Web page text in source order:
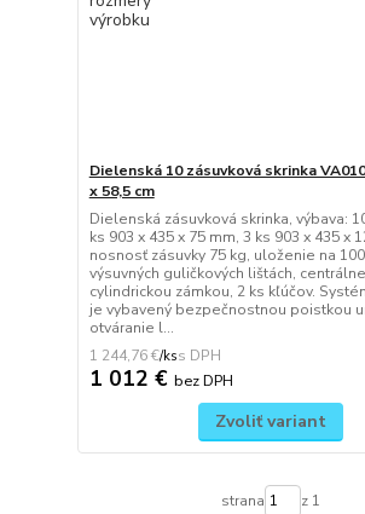
Dielenská 10 zásuvková skrinka
x 58,5 cm
Dielenská zásuvková skrinka, výbava:
ks 903 x 435 x 75 mm, 3 ks 903 x 435 x
nosnosť zásuvky 75 kg, uloženie na
výsuvných guličkových lištách,
cylindrickou zámkou, 2 ks kľúčov.
je vybavený bezpečnostnou poistkou
otváranie l...
1 244,76 €/ks
1 012 € bez DPH
Zvoliť variant
strana z 1